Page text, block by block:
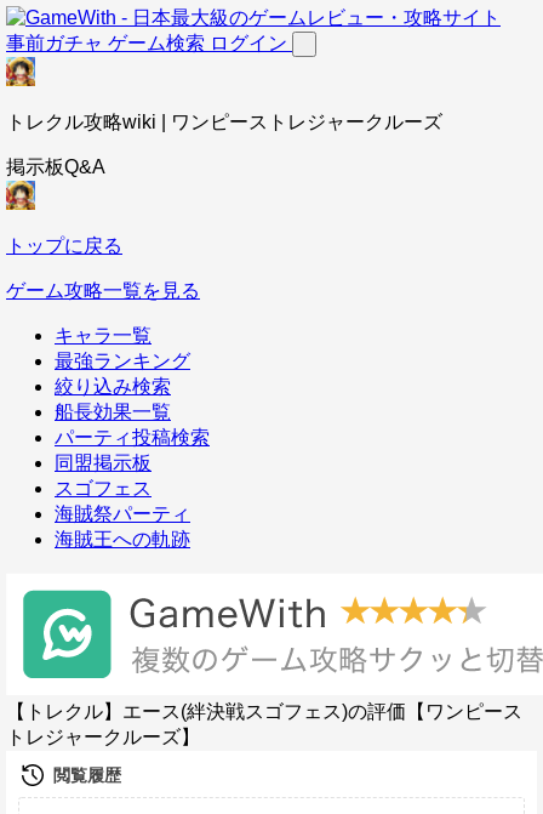
事前ガチャ ゲーム検索 ログイン
トレクル攻略wiki | ワンピーストレジャークルーズ
掲示板Q&A
トップに戻る
ゲーム攻略一覧を見る
キャラ一覧
最強ランキング
絞り込み検索
船長効果一覧
パーティ投稿検索
同盟掲示板
スゴフェス
海賊祭パーティ
海賊王への軌跡
【トレクル】エース(絆決戦スゴフェス)の評価【ワンピース
トレジャークルーズ】